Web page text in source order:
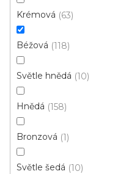
Krémová 63
Béžová 118
Světle hnědá 10
Hnědá 158
Bronzová 1
Světle šedá 10
PVC podlaha Dub HELIOS